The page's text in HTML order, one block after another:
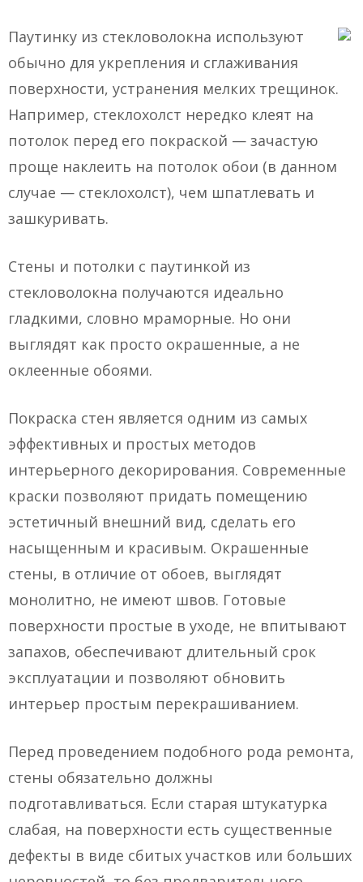
Паутинку из стекловолокна используют
обычно для укрепления и сглаживания
поверхности, устранения мелких трещинок.
Например, стеклохолст нередко клеят на
потолок перед его покраской — зачастую
проще наклеить на потолок обои (в данном
случае — стеклохолст), чем шпатлевать и
зашкуривать.
Стены и потолки с паутинкой из
стекловолокна получаются идеально
гладкими, словно мраморные. Но они
выглядят как просто окрашенные, а не
оклеенные обоями.
Покраска стен является одним из самых
эффективных и простых методов
интерьерного декорирования. Современные
краски позволяют придать помещению
эстетичный внешний вид, сделать его
насыщенным и красивым. Окрашенные
стены, в отличие от обоев, выглядят
монолитно, не имеют швов. Готовые
поверхности простые в уходе, не впитывают
запахов, обеспечивают длительный срок
эксплуатации и позволяют обновить
интерьер простым перекрашиванием.
Перед проведением подобного рода ремонта,
стены обязательно должны
подготавливаться. Если старая штукатурка
слабая, на поверхности есть существенные
дефекты в виде сбитых участков или больших